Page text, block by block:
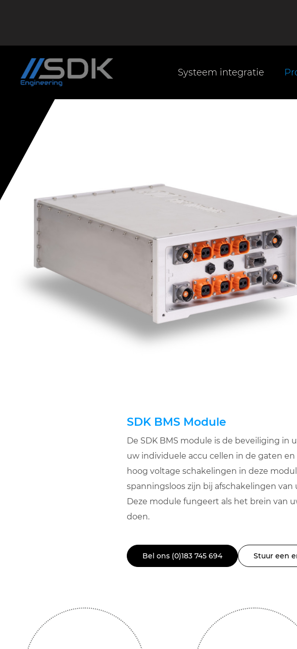
Systeem integratie
SDK BMS Module
De SDK BMS module is de beveiliging in
uw individuele accu cellen in de gaten
hoog voltage schakelingen in deze
spanningsloos zijn bij afschakelingen
Deze module fungeert als het brein van
doen.
Bel ons (0)183 745 694 Stuur een